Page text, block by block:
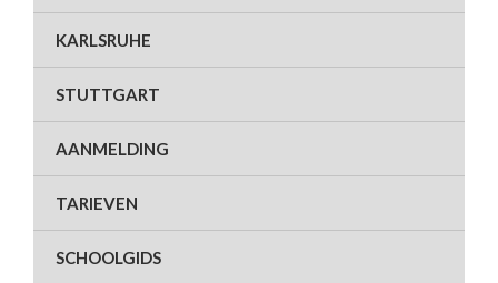
KARLSRUHE
STUTTGART
AANMELDING
TARIEVEN
SCHOOLGIDS